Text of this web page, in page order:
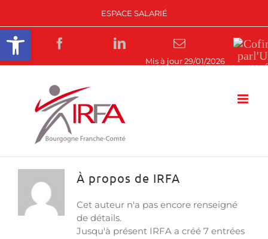
Ouvrir la barre d’outils
contenu
ESPACE SALARIÉ
Rejoignez-
nous
Facebook LinkedIn
Email
À propos de IRFA
Cet auteur n'a pas encore renseigné
de détails.
Jusqu'à présent IRFA a créé 7 entrées